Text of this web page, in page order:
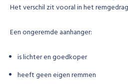
Het verschil zit vooral in het
Een ongeremde aanhanger:
is lichter en goedkoper
heeft geen eigen remmen